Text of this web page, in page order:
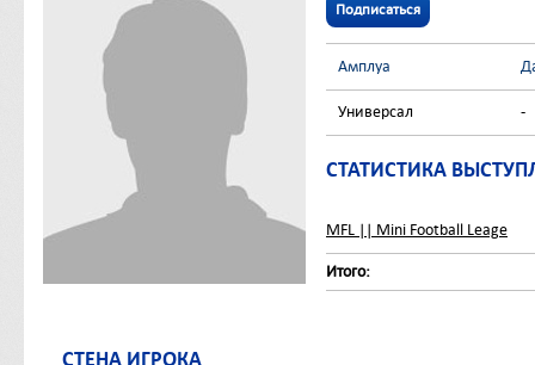
Подписаться
Амплуа
Универсал -
СТАТИСТИКА
MFL || Mini Football Leage
Итого:
СТЕНА ИГРОКА